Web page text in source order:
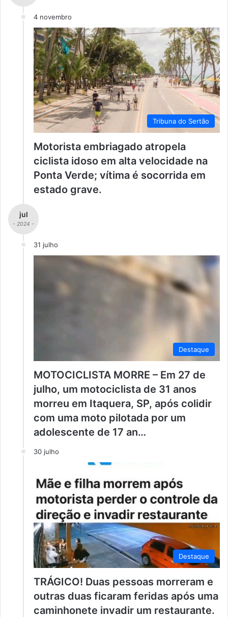
4 novembro
Tribuna do Sertão
Motorista embriagado atropela
ciclista idoso em alta velocidade na
Ponta Verde; vítima é socorrida em
estado grave.
jul
- 2024 -
31 julho
Destaque
MOTOCICLISTA MORRE – Em 27 de
julho, um motociclista de 31 anos
morreu em Itaquera, SP, após colidir
com uma moto pilotada por um
adolescente de 17 an…
30 julho
Destaque
TRÁGICO! Duas pessoas morreram e
outras duas ficaram feridas após uma
caminhonete invadir um restaurante.